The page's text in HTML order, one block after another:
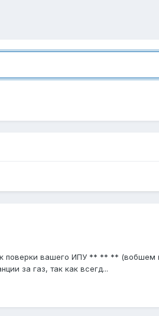
поверки вашего ИПУ ** ** ** (вобшем
за газ, так как всегд...